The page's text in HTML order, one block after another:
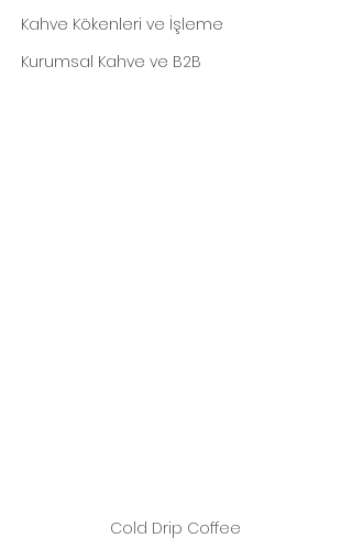
Kahve Kökenleri ve İşleme
Kurumsal Kahve ve B2B
Cold Drip Coffee